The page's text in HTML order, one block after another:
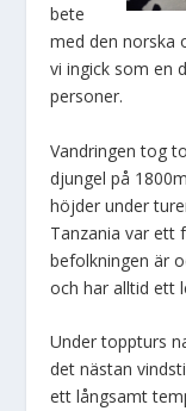
bete
med den norska
vi ingick som en
personer.
Vandringen tog
djungel på
höjder under
Tanzania var ett
befolkningen är
och har alltid ett
Under toppturs
det nästan
ett långsamt